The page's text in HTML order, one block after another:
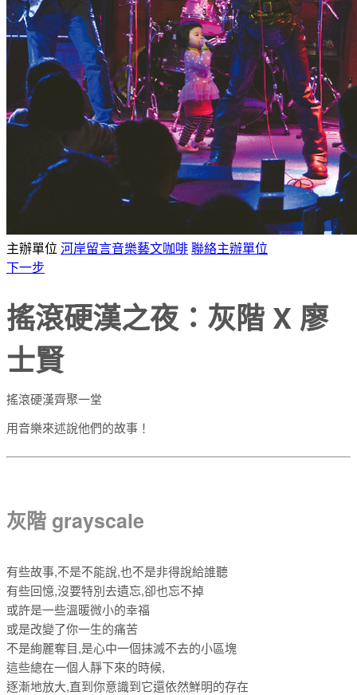
主辦單位 河岸留言音樂藝文咖啡 聯絡主辦單位
下一步
搖滾硬漢之夜：灰階 X 廖
士賢
搖滾硬漢齊聚一堂
用音樂來述說他們的故事！
灰階 grayscale
有些故事,不是不能說,也不是非得說給誰聽
有些回憶,沒要特別去遺忘,卻也忘不掉
或許是一些溫暖微小的幸福
或是改變了你一生的痛苦
不是絢麗奪目,是心中一個抹滅不去的小區塊
這些總在一個人靜下來的時候,
逐漸地放大,直到你意識到它還依然鮮明的存在